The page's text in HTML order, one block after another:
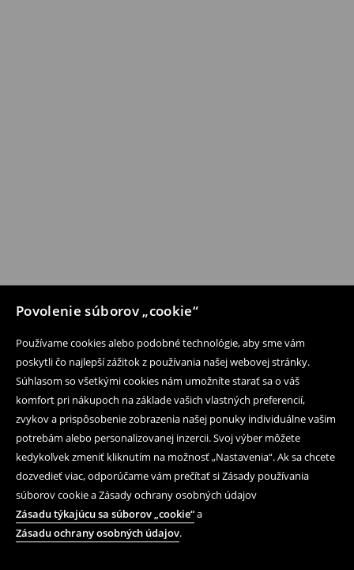
Povolenie súborov „cookie“
Používame cookies alebo podobné technológie, aby sme vám
poskytli čo najlepší zážitok z používania našej webovej stránky.
Súhlasom so všetkými cookies nám umožníte starať sa o váš
komfort pri nákupoch na základe vašich vlastných preferencií,
zvykov a prispôsobenie zobrazenia našej ponuky individuálne vašim
potrebám alebo personalizovanej inzercii. Svoj výber môžete
kedykoľvek zmeniť kliknutím na možnosť „Nastavenia“. Ak sa chcete
dozvedieť viac, odporúčame vám prečítať si Zásady používania
súborov cookie a Zásady ochrany osobných údajov
Zásadu týkajúcu sa súborov „cookie“a
Zásadu ochrany osobných údajov.